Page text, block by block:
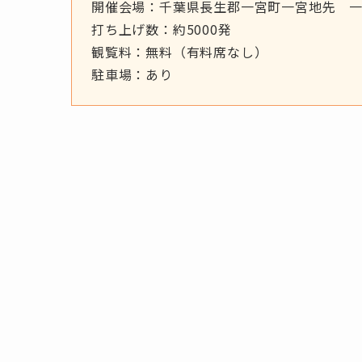
開催会場：千葉県長生郡一宮町一宮地先 一
打ち上げ数：約5000発
観覧料：無料（有料席なし）
駐車場：あり